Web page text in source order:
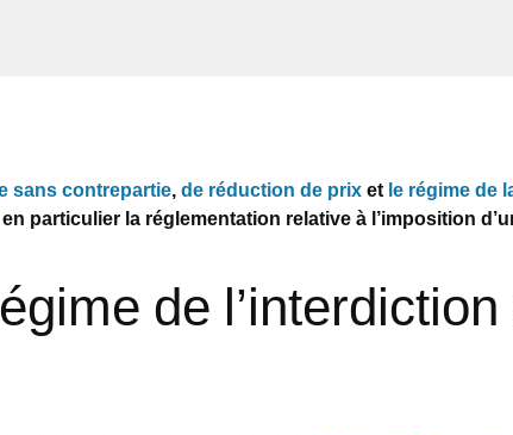
sans contrepartie,de réduction de prixetle régime de
particulier la réglementation relative à l’imposition
de